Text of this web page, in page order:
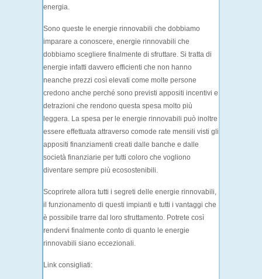
energia.
Sono queste le energie rinnovabili che dobbiamo
imparare a conoscere, energie rinnovabili che
dobbiamo scegliere finalmente di sfruttare. Si tratta di
energie infatti davvero efficienti che non hanno
neanche prezzi così elevati come molte persone
credono anche perché sono previsti appositi incentivi e
detrazioni che rendono questa spesa molto più
leggera. La spesa per le energie rinnovabili può inoltre
essere effettuata attraverso comode rate mensili visti gli
appositi finanziamenti creati dalle banche e dalle
società finanziarie per tutti coloro che vogliono
diventare sempre più ecosostenibili.
Scoprirete allora tutti i segreti delle energie rinnovabili,
il funzionamento di questi impianti e tutti i vantaggi che
è possibile trarre dal loro sfruttamento. Potrete così
rendervi finalmente conto di quanto le energie
rinnovabili siano eccezionali.
Link consigliati: